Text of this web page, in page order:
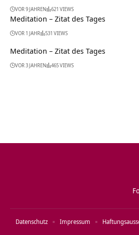
VOR 9 JAHREN 621 VIEWS
Meditation – Zitat des Tages
VOR 1 JAHR 531 VIEWS
Meditation – Zitat des Tages
VOR 3 JAHREN 465 VIEWS
Datenschutz Impressum